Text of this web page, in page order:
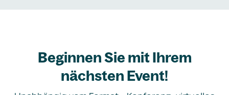
Beginnen Sie mit Ihrem
nächsten Event!